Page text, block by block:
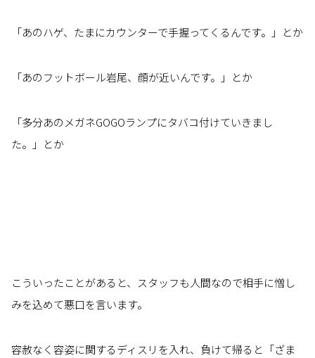
「あのハゲ、たまにカウンターで手握ってくるんです。」とか
「あのフットボール岩尾、顔が近いんです。」とか
「多分あのメガネGOGOランプにタバコ付けていきまし
た。」とか
こういったことがあると、スタッフも人間なので相手に憎し
みを込めて悪口を言います。
容赦なく容姿に関するディスリを入れ、負けて帰ると「ざま